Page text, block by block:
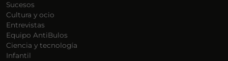
Sucesos
Cultura y ocio
Entrevistas
Equipo AntiBulos
Ciencia y tecnología
Infantil